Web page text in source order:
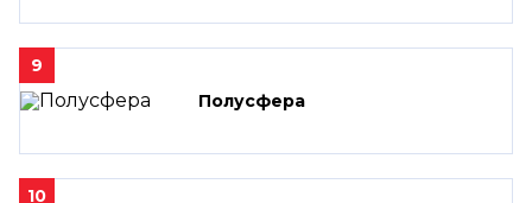
9
Полусфера
10